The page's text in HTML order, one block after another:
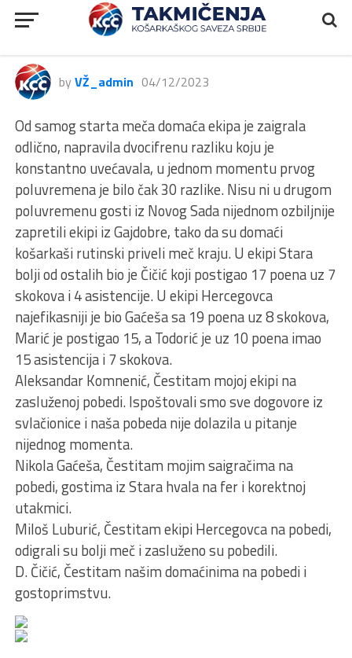
2.MLS, Hercegovac – Star, 96:71
by VŽ_admin 04/12/2023
Od samog starta meča domaća ekipa je zaigrala
odlično, napravila dvocifrenu razliku koju je
konstantno uvećavala, u jednom momentu prvog
poluvremena je bilo čak 30 razlike. Nisu ni u drugom
poluvremenu gosti iz Novog Sada nijednom ozbiljnije
zapretili ekipi iz Gajdobre, tako da su domaći
košarkaši rutinski priveli meč kraju. U ekipi Stara
bolji od ostalih bio je Čičić koji postigao 17 poena uz 7
skokova i 4 asistencije. U ekipi Hercegovca
najefikasniji je bio Gaćeša sa 19 poena uz 8 skokova,
Marić je postigao 15, a Todorić je uz 10 poena imao
15 asistencija i 7 skokova.
Aleksandar Komnenić, Čestitam mojoj ekipi na
zasluženoj pobedi. Ispoštovali smo sve dogovore iz
svlačionice i naša pobeda nije dolazila u pitanje
nijednog momenta.
Nikola Gaćeša, Čestitam mojim saigračima na
pobedi, gostima iz Stara hvala na fer i korektnoj
utakmici.
Miloš Luburić, Čestitam ekipi Hercegovca na pobedi,
odigrali su bolji meč i zasluženo su pobedili.
D. Čičić, Čestitam našim domaćinima na pobedi i
gostoprimstvu.